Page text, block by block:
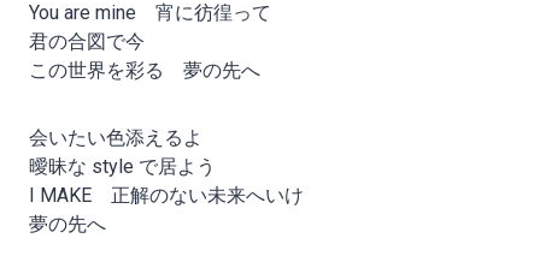
You are mine 宵に彷徨って
君の合図で今
この世界を彩る 夢の先へ
会いたい色添えるよ
曖昧な style で居よう
I MAKE 正解のない未来へいけ
夢の先へ